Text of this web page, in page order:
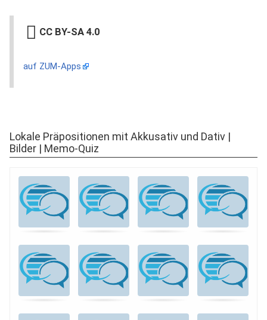
CC BY-SA 4.0
auf ZUM-Apps
Lokale Präpositionen mit Akkusativ und Dativ |
Bilder | Memo-Quiz